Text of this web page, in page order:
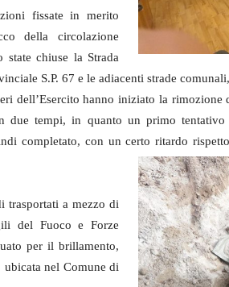
fissate in merito
della circolazione
state chiuse la Strada
S.P. 67 e le adiacenti strade
dell’Esercito hanno iniziato la rimozione
due tempi, in quanto un primo
completato, con un certo ritardo
trasportati a mezzo di
del Fuoco e Forze
per il brillamento,
ubicata nel Comune di